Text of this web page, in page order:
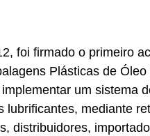
foi firmado o primeiro
Plásticas de
um sistema
lubrificantes, mediante
distribuidores,